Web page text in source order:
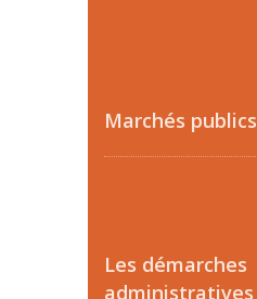
Marchés publics
Les démarches
administratives